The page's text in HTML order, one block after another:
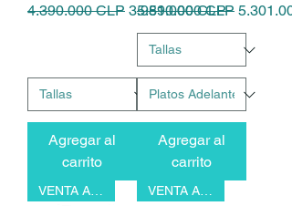
Precio
4.390.000 CLP Precio de oferta
3.951.000 CLP
Agregar al
carrito
Precio
5.890.000 CLP Precio
Agregar al
carrito